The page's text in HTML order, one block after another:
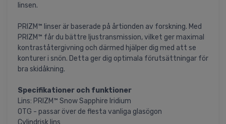
linsen.
PRIZM™ linser är baserade på årtionden av forskning. Med
PRIZM™ får du bättre ljustransmission, vilket ger maximal
kontraståtergivning och därmed hjälper dig med att se
konturer i snön. Detta ger dig optimala förutsättningar för
bra skidåkning.
Specifikationer och funktioner
Lins: PRIZM™ Snow Sapphire Iridium
OTG - passar över de flesta vanliga glasögon
Cylindrisk lins